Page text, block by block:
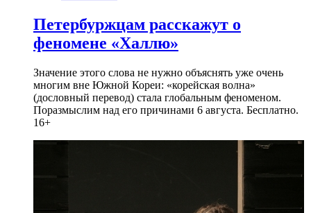
Петербуржцам расскажут о
феномене «Халлю»
Значение этого слова не нужно объяснять уже очень
многим вне Южной Кореи: «корейская волна»
(дословный перевод) стала глобальным феноменом.
Поразмыслим над его причинами 6 августа. Бесплатно.
16+